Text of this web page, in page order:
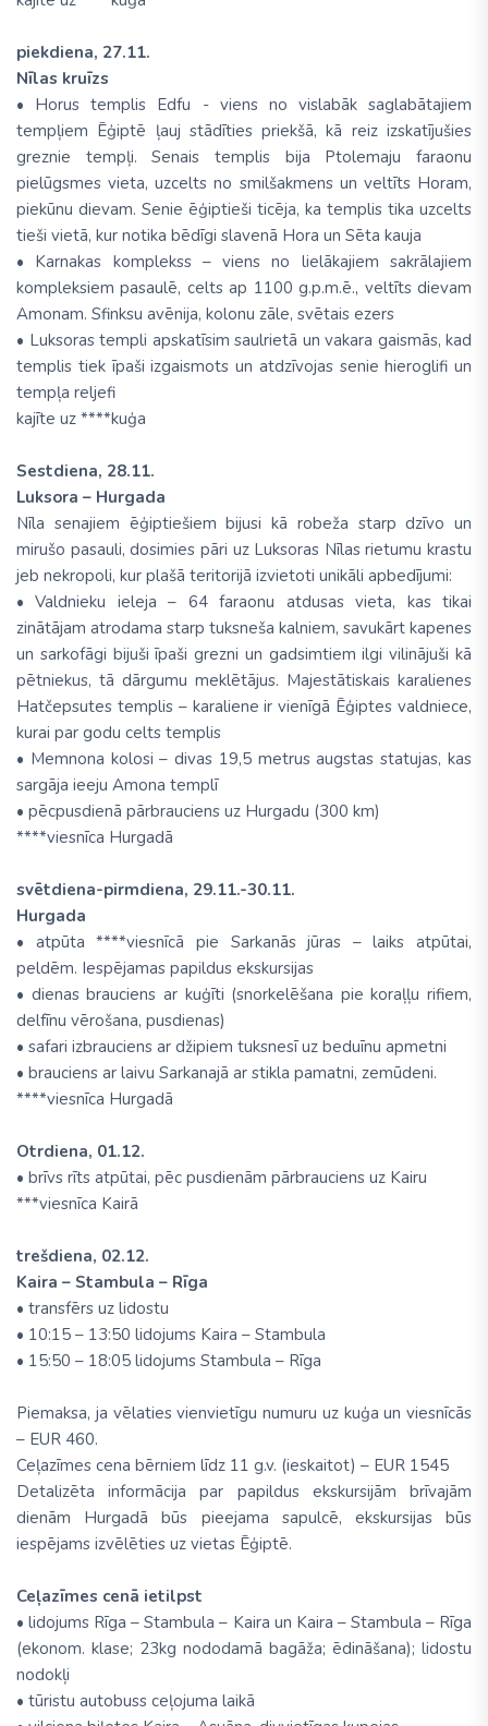
piekdiena, 27.11.
Nīlas kruīzs
• Horus templis Edfu - viens no vislabāk saglabātajiem
tempļiem Ēģiptē ļauj stādīties priekšā, kā reiz izskatījušies
greznie tempļi. Senais templis bija Ptolemaju faraonu
pielūgsmes vieta, uzcelts no smilšakmens un veltīts Horam,
piekūnu dievam. Senie ēģiptieši ticēja, ka templis tika uzcelts
tieši vietā, kur notika bēdīgi slavenā Hora un Sēta kauja
• Karnakas komplekss – viens no lielākajiem sakrālajiem
kompleksiem pasaulē, celts ap 1100 g.p.m.ē., veltīts dievam
Amonam. Sfinksu avēnija, kolonu zāle, svētais ezers
• Luksoras templi apskatīsim saulrietā un vakara gaismās, kad
templis tiek īpaši izgaismots un atdzīvojas senie hieroglifi un
tempļa reljefi
kajīte uz ****kuģa
Sestdiena, 28.11.
Luksora – Hurgada
Nīla senajiem ēģiptiešiem bijusi kā robeža starp dzīvo un
mirušo pasauli, dosimies pāri uz Luksoras Nīlas rietumu krastu
jeb nekropoli, kur plašā teritorijā izvietoti unikāli apbedījumi:
• Valdnieku ieleja – 64 faraonu atdusas vieta, kas tikai
zinātājam atrodama starp tuksneša kalniem, savukārt kapenes
un sarkofāgi bijuši īpaši grezni un gadsimtiem ilgi vilinājuši kā
pētniekus, tā dārgumu meklētājus. Majestātiskais karalienes
Hatčepsutes templis – karaliene ir vienīgā Ēģiptes valdniece,
kurai par godu celts templis
• Memnona kolosi – divas 19,5 metrus augstas statujas, kas
sargāja ieeju Amona templī
• pēcpusdienā pārbrauciens uz Hurgadu (300 km)
****viesnīca Hurgadā
svētdiena-pirmdiena, 29.11.-30.11.
Hurgada
• atpūta ****viesnīcā pie Sarkanās jūras – laiks atpūtai,
peldēm. Iespējamas papildus ekskursijas
• dienas brauciens ar kuģīti (snorkelēšana pie koraļļu rifiem,
delfīnu vērošana, pusdienas)
• safari izbrauciens ar džipiem tuksnesī uz beduīnu apmetni
• brauciens ar laivu Sarkanajā ar stikla pamatni, zemūdeni.
****viesnīca Hurgadā
Otrdiena, 01.12.
• brīvs rīts atpūtai, pēc pusdienām pārbrauciens uz Kairu
***viesnīca Kairā
trešdiena, 02.12.
Kaira – Stambula – Rīga
• transfērs uz lidostu
• 10:15 – 13:50 lidojums Kaira – Stambula
• 15:50 – 18:05 lidojums Stambula – Rīga
Piemaksa, ja vēlaties vienvietīgu numuru uz kuģa un viesnīcās
– EUR 460.
Ceļazīmes cena bērniem līdz 11 g.v. (ieskaitot) – EUR 1545
Detalizēta informācija par papildus ekskursijām brīvajām
dienām Hurgadā būs pieejama sapulcē, ekskursijas būs
iespējams izvēlēties uz vietas Ēģiptē.
Ceļazīmes cenā ietilpst
• lidojums Rīga – Stambula – Kaira un Kaira – Stambula – Rīga
(ekonom. klase; 23kg nododamā bagāža; ēdināšana); lidostu
nodokļi
• tūristu autobuss ceļojuma laikā